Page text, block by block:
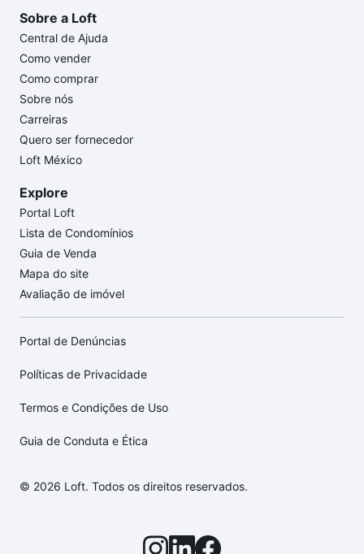
Sobre a Loft
Central de Ajuda
Como vender
Como comprar
Sobre nós
Carreiras
Quero ser fornecedor
Loft México
Explore
Portal Loft
Lista de Condomínios
Guia de Venda
Mapa do site
Avaliação de imóvel
Portal de Denúncias
Políticas de Privacidade
Termos e Condições de Uso
Guia de Conduta e Ética
© 2026 Loft. Todos os direitos reservados.